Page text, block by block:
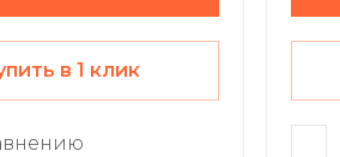
в 1 клик